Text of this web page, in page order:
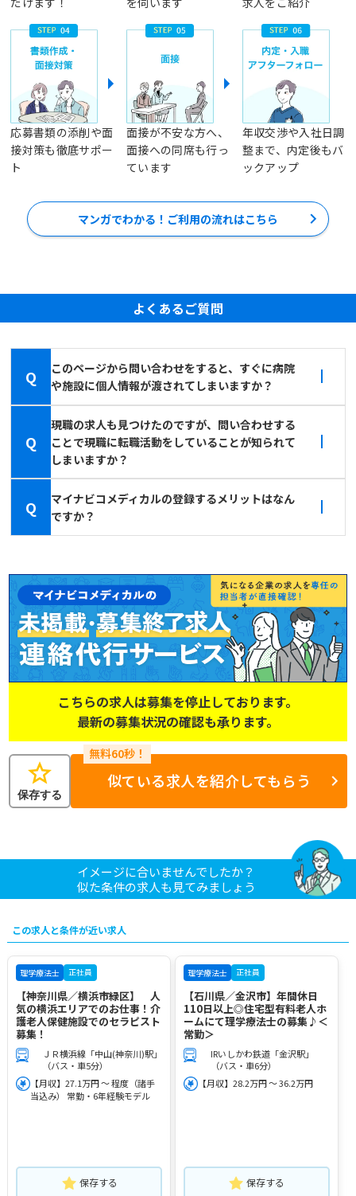
応募書類の添削や面
接対策も徹底サポー
ト
面接が不安な方へ、
面接への同席も行っ
ています
年収交渉や入社日調
整まで、内定後もバ
ックアップ
マンガでわかる！ご利用の流れはこちら
よくあるご質問
Q
このページから問い合わせをすると、すぐに病院
や施設に個人情報が渡されてしまいますか？
Q
現職の求人も見つけたのですが、問い合わせする
ことで現職に転職活動をしていることが知られて
しまいますか？
Q
マイナビコメディカルの登録するメリットはなん
ですか？
こちらの求人は募集を停止しております。
最新の募集状況の確認も承ります。
star
保存する
似ている求人を紹介してもらう
イメージに合いませんでしたか？
似た条件の求人も見てみましょう
この求人と条件が近い求人
理学療法士 正社員
【神奈川県／横浜市緑区】 人
気の横浜エリアでのお仕事！介
護老人保健施設でのセラピスト
募集！
ＪＲ横浜線「中山(神奈川)駅」
（バス・車5分）
【月収】27.1万円 ～ 程度（諸手
当込み） 常勤・6年経験モデル
保存する
理学療法士 正社員
【石川県／金沢市】年間休日
110日以上◎住宅型有料老人ホ
ームにて理学療法士の募集♪＜
常勤＞
IRいしかわ鉄道「金沢駅」
（バス・車6分）
【月収】28.2万円 ～ 36.2万円
保存する